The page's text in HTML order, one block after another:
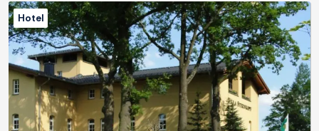
Hotel